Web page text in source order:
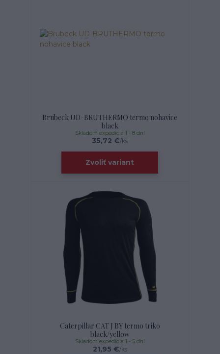
Brubeck UD-BRUTHERMO termo nohavice
black
35,72 €/ks
Skladom expedícia 1 - 8 dní
Zvoliť variant
Caterpillar CAT J BY termo triko
black/yellow
21,95 €/ks
Skladom expedícia 1 - 5 dní